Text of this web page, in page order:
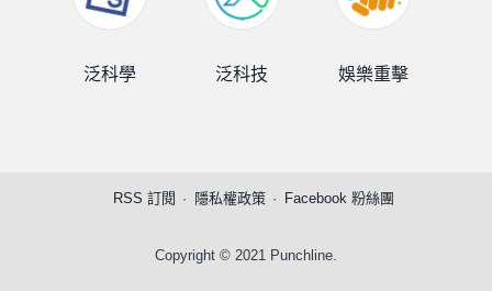
泛科學 泛科技 娛樂重擊
RSS 訂閱 隱私權政策 Facebook 粉絲團
Copyright © 2021 Punchline.